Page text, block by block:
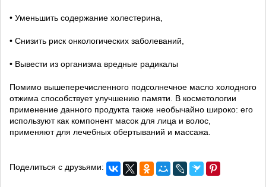
• Уменьшить содержание холестерина,
• Снизить риск онкологических заболеваний,
• Вывести из организма вредные радикалы
Помимо вышеперечисленного подсолнечное масло холодного
отжима способствует улучшению памяти. В косметологии
применение данного продукта также необычайно широко: его
используют как компонент масок для лица и волос,
применяют для лечебных обертываний и массажа.
Поделиться с друзьями: